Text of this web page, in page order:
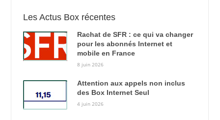
Les Actus Box récentes
Rachat de SFR : ce qui va changer
pour les abonnés Internet et
mobile en France
8 juin 2026
Attention aux appels non inclus
des Box Internet Seul
4 juin 2026